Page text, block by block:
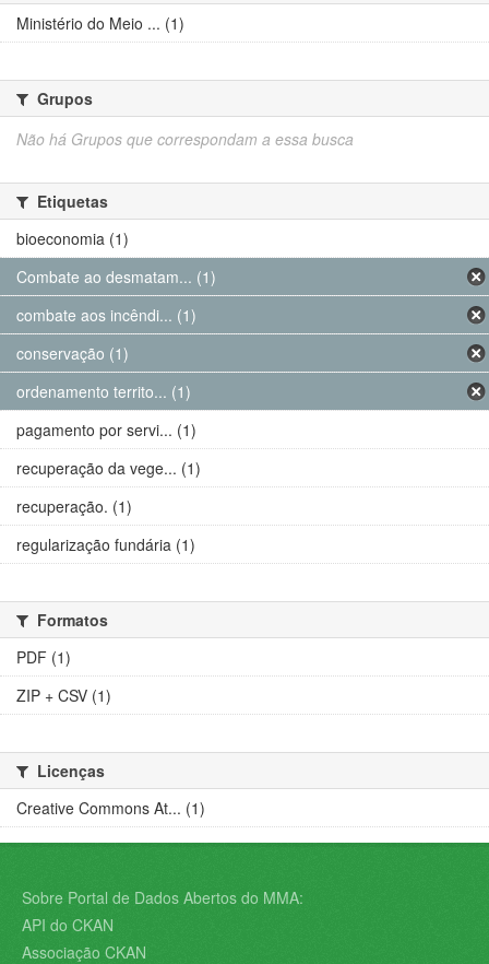
Ministério do Meio ... (1)
Grupos
Não há Grupos que correspondam a essa busca
Etiquetas
bioeconomia (1)
Combate ao desmatam... (1)
combate aos incêndi... (1)
conservação (1)
ordenamento territo... (1)
pagamento por servi... (1)
recuperação da vege... (1)
recuperação. (1)
regularização fundária (1)
Formatos
PDF (1)
ZIP + CSV (1)
Licenças
Creative Commons At... (1)
Sobre Portal de Dados Abertos do MMA:
API do CKAN
Associação CKAN